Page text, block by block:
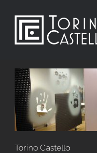
contenuto
Torino Castello